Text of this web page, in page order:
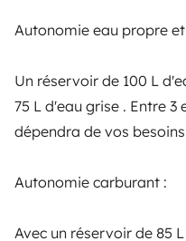
Autonomie eau propre
Un réservoir de 100 L
75 L d'eau grise . Entre
dépendra de vos besoins
Autonomie carburant :
Avec un réservoir de 85
protéger le haut du pare
motos.)
-Point important : pas
Je préfère être honnête
locataires.
4,89/5
Francês